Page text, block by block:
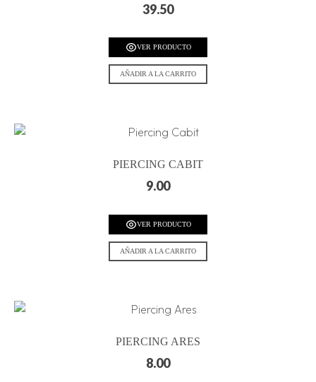
39.50
VER PRODUCTO
AÑADIR A LA CARRITO
PIERCING CABIT
9.00
VER PRODUCTO
AÑADIR A LA CARRITO
PIERCING ARES
8.00